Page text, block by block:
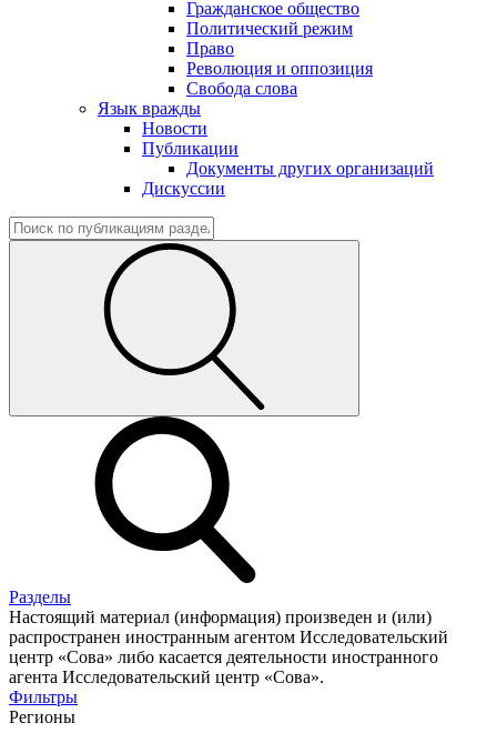
Гражданское общество
Политический режим
Право
Революция и оппозиция
Свобода слова
Язык вражды
Новости
Публикации
Документы других организаций
Дискуссии
Разделы
Настоящий материал (информация) произведен и (или)
распространен иностранным агентом Исследовательский
центр «Сова» либо касается деятельности иностранного
агента Исследовательский центр «Сова».
Фильтры
Регионы